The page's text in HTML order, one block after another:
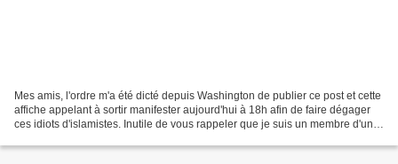
Mes amis, l'ordre m'a été dicté depuis Washington de publier ce post et cette
affiche appelant à sortir manifester aujourd'hui à 18h afin de faire dégager
ces idiots d'islamistes. Inutile de vous rappeler que je suis un membre d'un